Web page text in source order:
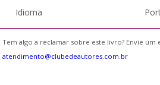
Idioma
Tem algo a reclamar sobre este livro? Envie um
atendimento@clubedeautores.com.br